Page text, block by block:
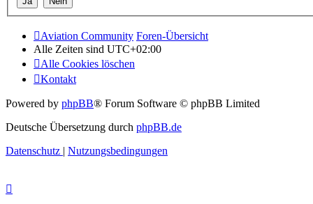
Aviation Community Foren-Übersicht
Alle Zeiten sind UTC+02:00
Alle Cookies löschen
Kontakt
Powered by phpBB® Forum Software © phpBB Limited
Deutsche Übersetzung durch phpBB.de
Datenschutz | Nutzungsbedingungen